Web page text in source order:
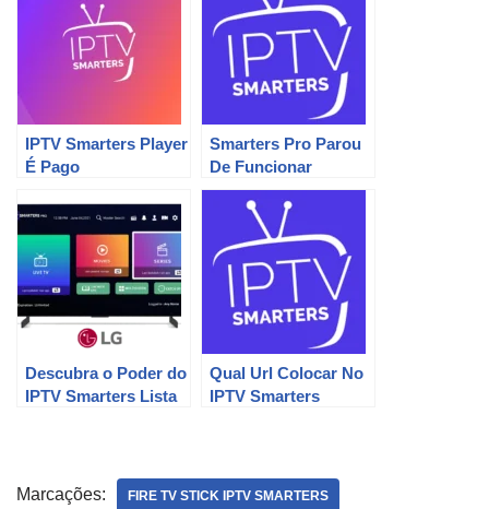
IPTV Smarters Player
É Pago
Smarters Pro Parou
De Funcionar
Descubra o Poder do
IPTV Smarters Lista
Qual Url Colocar No
IPTV Smarters
Marcações: FIRE TV STICK IPTV SMARTERS